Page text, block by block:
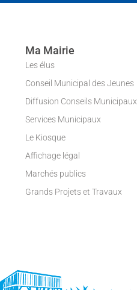
Ma Mairie
Les élus
Conseil Municipal des Jeunes
Diffusion Conseils Municipaux
Services Municipaux
Le Kiosque
Affichage légal
Marchés publics
Grands Projets et Travaux